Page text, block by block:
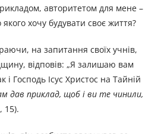
авторитетом для мене –
якого хочу будувати своє життя?
на запитання своїх учнів,
відповів: „Я залишаю вам
і Господь Ісус Христос на Тайній
дав приклад, щоб і ви те чинили,
15).